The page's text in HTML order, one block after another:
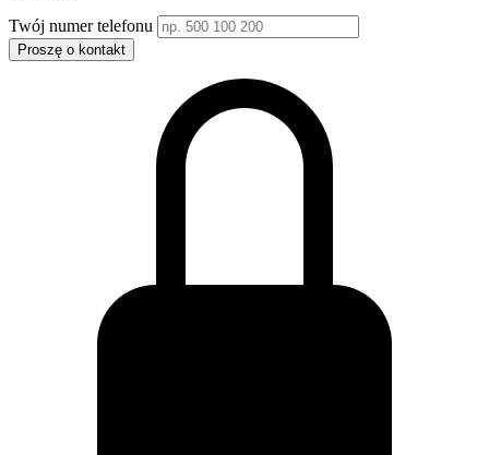
Twój numer telefonu
Proszę o kontakt